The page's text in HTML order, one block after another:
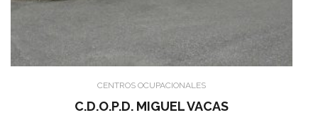
CENTROS OCUPACIONALES
C.D.O.P.D. MIGUEL VACAS